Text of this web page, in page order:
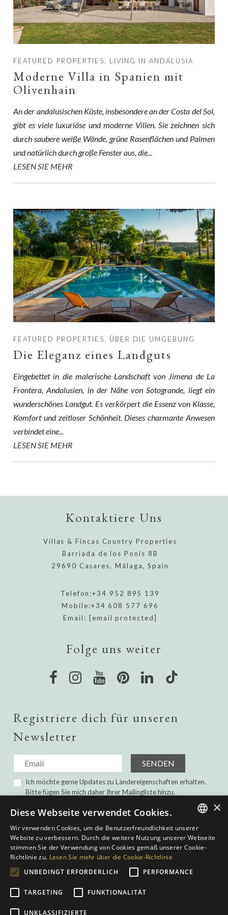
FEATURED PROPERTIES, LIVING IN ANDALUSIA
Moderne Villa in Spanien mit
Olivenhain
An der andalusischen Küste, insbesondere an der Costa del Sol,
gibt es viele luxuriöse und moderne Villen. Sie zeichnen sich
durch saubere weiße Wände, grüne Rasenflächen und Palmen
und natürlich durch große Fenster aus, die...
LESEN SIE MEHR
FEATURED PROPERTIES, ÜBER DIE UMGEBUNG
Die Eleganz eines Landguts
Eingebettet in die malerische Landschaft von Jimena de La
Frontera, Andalusien, in der Nähe von Sotogrande, liegt ein
wunderschönes Landgut. Es verkörpert die Essenz von Klasse,
Komfort und zeitloser Schönheit. Dieses charmante Anwesen
verbindet eine...
LESEN SIE MEHR
Kontaktiere Uns
Villas & Fincas Country Properties
Barriada de los Ponis 8B
29690 Casares, Málaga, Spain
Telefon:+34 952 895 139
Mobile:+34 608 577 696
Email: [email protected]
Folge uns weiter
Registriere dich für unseren
Newsletter
SENDEN
Ich möchte gerne Updates zu Ländereigenschaften erhalten.
Bitte fügen Sie mich daher Ihrer Mailingliste hinzu.
Datenschutz-Bestimmungen.
Datenschutz-Bestimmungen
ENGLISH
SPANISH
GERMAN
×
Diese Webseite verwendet Cookies.
Wir verwenden Cookies, um die Benutzerfreundlichkeit unserer
Website zu verbessern. Durch die weitere Nutzung unserer Webseite
stimmen Sie der Verwendung von Cookies gemäß unserer Cookie-
Richtlinie zu. Lesen Sie mehr über die Cookie-Richtlinie
UNBEDINGT ERFORDERLICH
PERFORMANCE
TARGETING FUNKTIONALITÄT
UNKLASSIFIZIERTE